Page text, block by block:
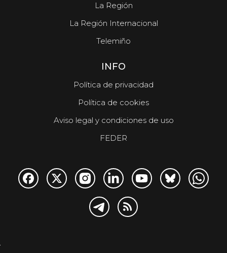
La Región
La Región Internacional
Telemiño
INFO
Política de privacidad
Política de cookies
Aviso legal y condiciones de uso
FEDER